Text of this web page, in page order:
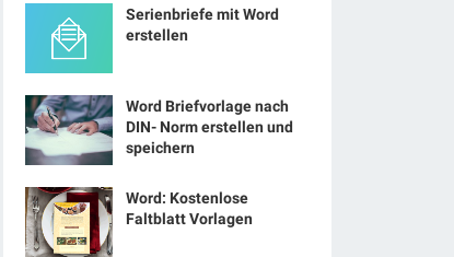
Serienbriefe mit Word
erstellen
Word Briefvorlage nach
DIN- Norm erstellen und
speichern
Word: Kostenlose
Faltblatt Vorlagen